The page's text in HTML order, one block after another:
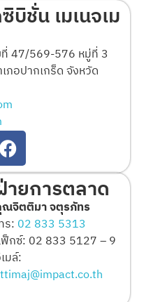
ชั่น เมเนจเม
47/569-576 หมู่ที่ 3
ภอปากเกร็ด จังหวัด
ายการตลาด
จิตติมา จตุรภัทร
ร: 02 833 5313
กซ์: 02 833 5127 – 9
มล์: